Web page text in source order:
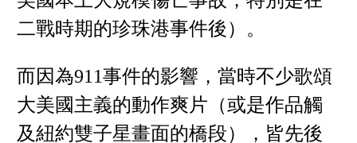
二戰時期的珍珠港事件後）。
而因為911事件的影響，當時不少歌頌
大美國主義的動作爽片（或是作品觸
及紐約雙子星畫面的橋段），皆先後